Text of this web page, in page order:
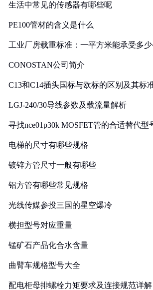
生活中常见的传感器有哪些呢
PE100管材的含义是什么
工业厂房载重标准：一平方米能承受多
CONOSTAN公司简介
C13和C14插头国标与欧标的区别及其标
LGJ-240/30导线参数及载流量解析
寻找nce01p30k MOSFET管的合适替代型
电梯的尺寸有哪些规格
镀锌方管尺寸一般有哪些
铝方管有哪些常见规格
光线传媒参投三国的星空爆冷
横担型号对应重量
锰矿石产品化合水含量
曲臂车规格型号大全
配电柜母排螺栓力矩要求及连接规范详解